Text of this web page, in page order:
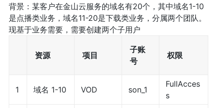
背景：某客户在金山云服务的域名有20个，其中域名1-10
是点播类业务，域名11-20是下载类业务，分属两个团队。
现基于业务需要，需要创建两个子用户
资源 项目
子账
号
权限
1 域名 1-10 VOD son_1
FullAcces
s